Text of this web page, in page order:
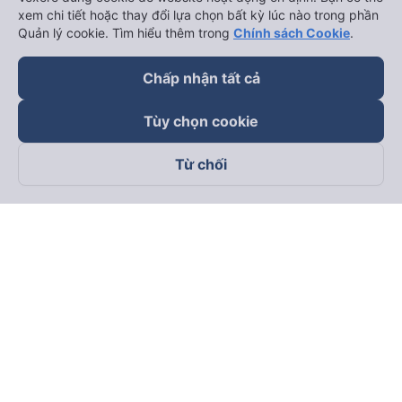
Theo dõi chúng tôi trên
xem chi tiết hoặc thay đổi lựa chọn bất kỳ lúc nào trong phần
Quản lý cookie. Tìm hiểu thêm trong Chính sách Cookie.
Chấp nhận tất cả
Tùy chọn cookie
Từ chối